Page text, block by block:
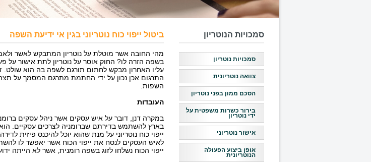
סמכויות הנוטריון
סמכויות נוטריון
צוואה נוטריונית
הסכם ממון בפני נוטריון
בירור כשרות משפטית על
ידי נוטריון
אישור נוטריוני
אופן ביצוע הפעולה
הנוטריונית
ביטול ייפוי כוח נוטריוני בגין אי ידיעת השפה
מהי החובה אשר מוטלת על נוטריון המתבקש לאשר
בשפה הזרה לו? החוק אוסר על נוטריון לתת אישור
עליו האחרון מבקש לחתום תורגם לשפה בה הוא שולט.
התרגום אכן נכון על ידי החתמת מתרגם המסמך על
השפות.
העובדות
במקרה דנן, דובר על איש עסקים אשר ניהל עסקים
בארץ להשתמש בדירתם שברומניה לצרכים עסקיים. הוא
ייפוי כוח נוטריוני על מנת שהוא יוכל להיכנס פיזית
לאיש העסקים לנסח את ייפוי הכוח אשר יאפשר לו
ייפוי הכוח נשלחו לזוג בשפה רומנית, אשר לא הייתה